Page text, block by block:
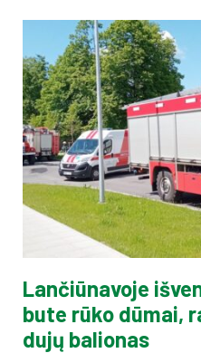
Lančiūnavoje
bute rūko dūmai,
dujų balionas